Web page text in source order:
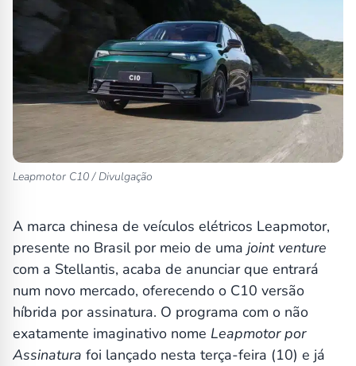
Leapmotor C10 / Divulgação
A marca chinesa de veículos elétricos Leapmotor,
presente no Brasil por meio de uma joint venture
com a Stellantis, acaba de anunciar que entrará
num novo mercado, oferecendo o C10 versão
híbrida por assinatura. O programa com o não
exatamente imaginativo nome Leapmotor por
Assinatura foi lançado nesta terça-feira (10) e já